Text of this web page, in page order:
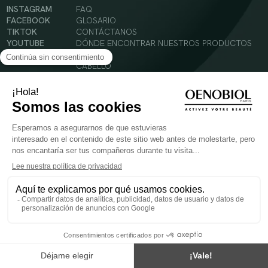
INSTAGRAM
FACEBOOK
TIKTOK
YOUTUBE
FAQ
GLOSARIO
CONTÁCTANOS
DÓNDE ENCONTRAR NUESTROS PRODUCTOS
SOLAR
CABELLO
© 2024 Oenobiol Paris
Condiciones Generales de Uso
Política de Privacidad
Menciones legales
PARA VUESTRA SALUD COMER AL MENOS 5 PIEZAS DE FRUTA Y LEGUMBRES AL DIA.
sano y no ser utilizados como sustitutos de un cuadro de vida sano y equilibrado. Solo
para adultos. Consulta atentamente el etiquetado de los productos antes de su uso.